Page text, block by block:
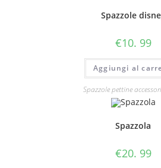
Spazzole
€10. 99
Aggiungi al
Spazzole pettine
Spazzola
€20. 99